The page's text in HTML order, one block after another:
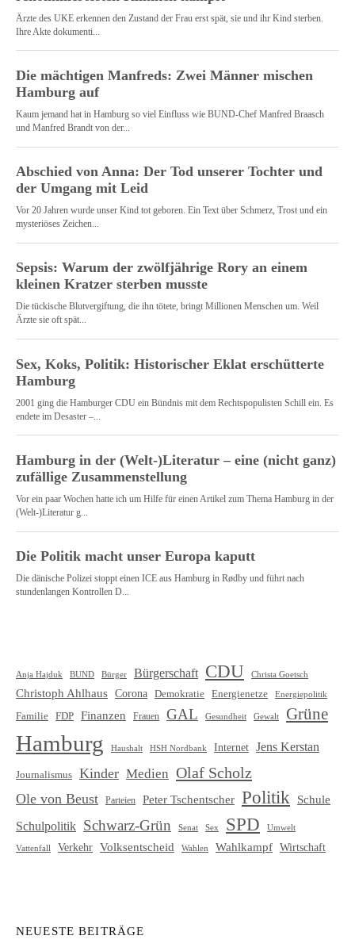
Anja Hajduk BUND Bürger Bürgerschaft CDU Christa Goetsch
Christoph Ahlhaus Corona Demokratie Energienetze Energiepolitik
Familie FDP Finanzen Frauen GAL Gesundheit Gewalt Grüne
Hamburg Haushalt HSH Nordbank Internet Jens Kerstan
Journalismus Kinder Medien Olaf Scholz
Ole von Beust Parteien Peter Tschentscher Politik
Schule
Schulpolitik Schwarz-Grün Senat Sex SPD Umwelt
Vattenfall Verkehr Volksentscheid Wahlen Wahlkampf Wirtschaft
NEUESTE BEITRÄGE